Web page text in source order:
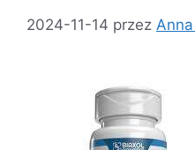
2024-11-14 przez